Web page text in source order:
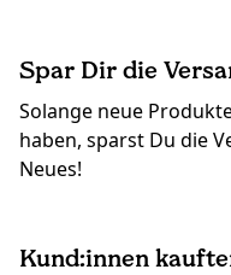
Spar Dir die
Solange neue
haben, sparst Du die
Neues!
Kund:innen